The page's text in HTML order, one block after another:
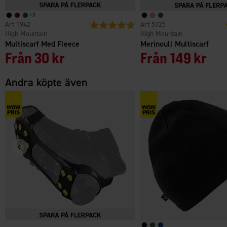
+2
Multiscarf Med Fleece
High Mountain
1942
Från30 kr
Betyg: 4.1 utav 5 stjärnor
Merinoull Multiscarf
High Mountain
5725
Från149 kr
Andra köpte även